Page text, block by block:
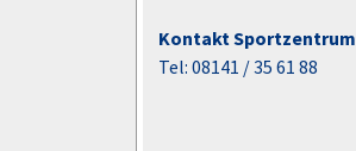
Kontakt Sportzentrum
Tel: 08141 / 35 61 88